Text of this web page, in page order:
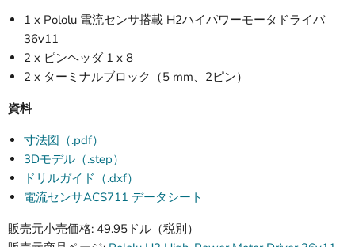
1 x Pololu 電流センサ搭載 H2ハイパワーモータドライバ
36v11
2 x ピンヘッダ 1 x 8
2 x ターミナルブロック（5 mm、2ピン）
資料
寸法図（.pdf）
3Dモデル（.step）
ドリルガイド（.dxf）
電流センサACS711 データシート
販売元小売価格: 49.95ドル（税別）